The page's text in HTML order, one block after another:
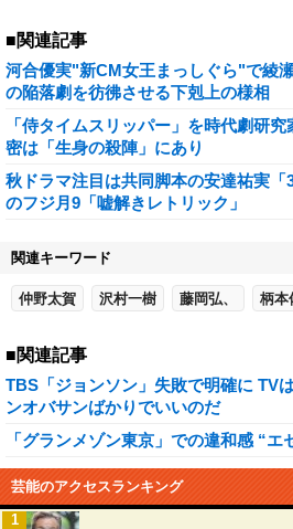
■関連記事
河合優実"新CM女王まっしぐら"で綾
の陥落劇を彷彿させる下剋上の様相
「侍タイムスリッパー」を時代劇研
密は「生身の殺陣」にあり
秋ドラマ注目は共同脚本の安達祐実
のフジ月9「嘘解きレトリック」
関連キーワード
仲野太賀 沢村一樹 藤岡弘、 柄本
■関連記事
TBS「ジョンソン」失敗で明確に TV
ンオバサンばかりでいいのだ
「グランメゾン東京」での違和感 “エ
芸能のアクセスランキング
1